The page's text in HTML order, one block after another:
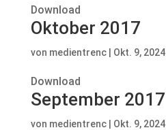
Download
Oktober 2017
von medientrenc| Okt. 9, 2024
Download
September 2017
von medientrenc| Okt. 9, 2024